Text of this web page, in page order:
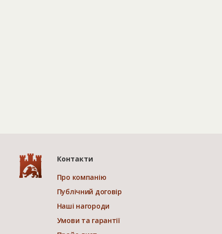
Контакти
Про компанію
Публічний договір
Наші нагороди
Умови та гарантії